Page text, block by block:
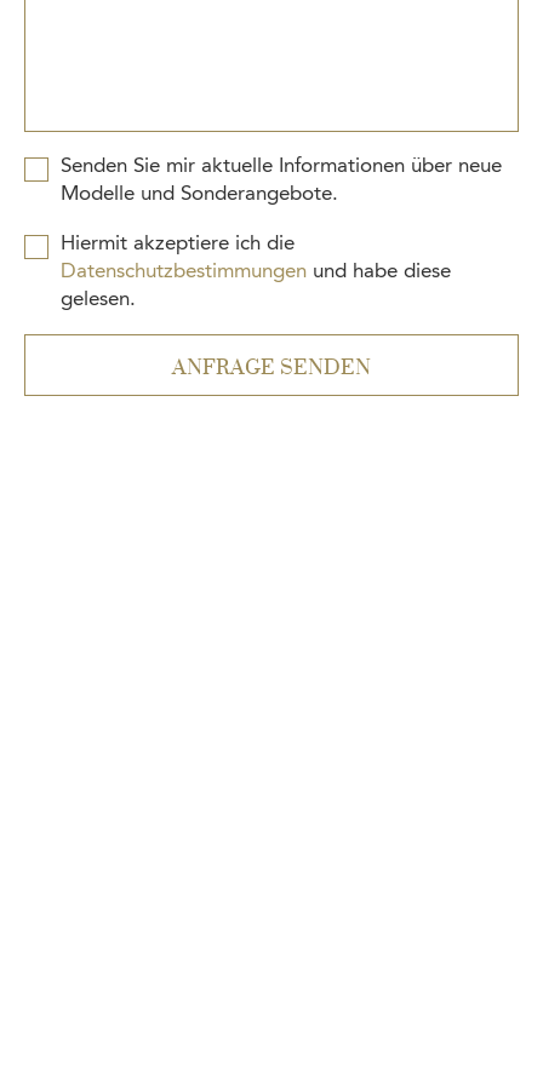
Senden Sie mir aktuelle Informationen über neue
Modelle und Sonderangebote.
Hiermit akzeptiere ich die
Datenschutzbestimmungen und habe diese
gelesen.
ANFRAGE SENDEN